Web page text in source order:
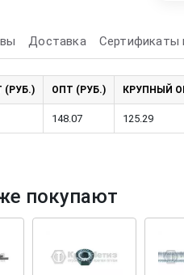
Крепление террас и фасадов
Доставка Сертификаты
(РУБ.) ОПТ (РУБ.) КРУПНЫЙ
148.07 125.29
покупают